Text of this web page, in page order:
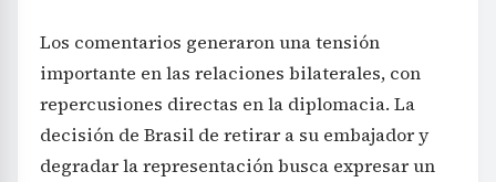
Los comentarios generaron una tensión
importante en las relaciones bilaterales, con
repercusiones directas en la diplomacia. La
decisión de Brasil de retirar a su embajador y
degradar la representación busca expresar un